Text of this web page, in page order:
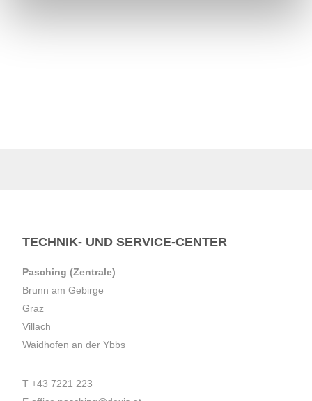
TECHNIK- UND SERVICE-CENTER
Pasching (Zentrale)
Brunn am Gebirge
Graz
Villach
Waidhofen an der Ybbs
T +43 7221 223